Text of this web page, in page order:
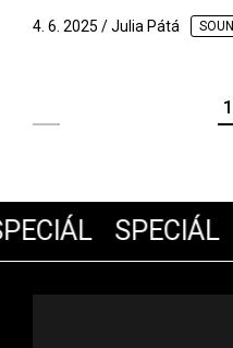
4. 6. 2025 / Julia Pátá
1
SPECIÁL